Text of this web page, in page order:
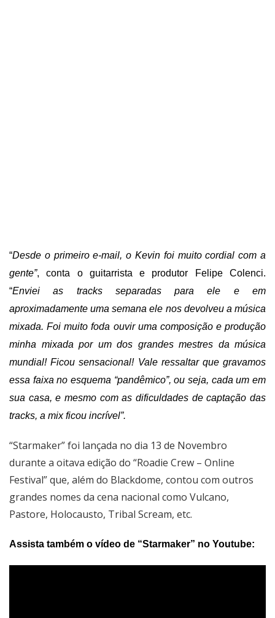
“Desde o primeiro e-mail, o Kevin foi muito cordial com a
gente”, conta o guitarrista e produtor Felipe Colenci.
“Enviei as tracks separadas para ele e em
aproximadamente uma semana ele nos devolveu a música
mixada. Foi muito foda ouvir uma composição e produção
minha mixada por um dos grandes mestres da música
mundial! Ficou sensacional! Vale ressaltar que gravamos
essa faixa no esquema “pandêmico”, ou seja, cada um em
sua casa, e mesmo com as dificuldades de captação das
tracks, a mix ficou incrível”.
“Starmaker” foi lançada no dia 13 de Novembro
durante a oitava edição do “Roadie Crew – Online
Festival” que, além do Blackdome, contou com outros
grandes nomes da cena nacional como Vulcano,
Pastore, Holocausto, Tribal Scream, etc.
Assista também o vídeo de “Starmaker” no Youtube: